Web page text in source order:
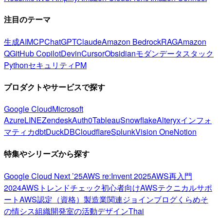
注目のテーマ
生成AIMCPChatGPTClaudeAmazon BedrockRAGAmazon
QGitHub CopilotDevinCursorObsidianモダンデータスタック
PythonセキュリティPM
プロダクトやサービスで探す
Google CloudMicrosoft
AzureLINEZendeskAuth0TableauSnowflakeAlteryxインフォ
マティカdbtDuckDBCloudflareSplunkVision OneNotion
特集やシリーズから探す
Google Cloud Next ’25AWS re:Invent 2025AWS再入門
2024AWSトレンドチェック初心者向けAWSテクニカルサポ
ートAWS認定（資格） 製造業関連ジョインブログくらめそ
の情シス組織開発室の活動デザインThai